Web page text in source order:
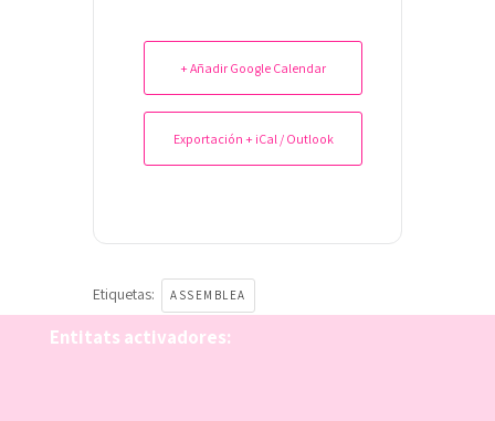
+ Añadir Google Calendar
Exportación + iCal / Outlook
Etiquetas: ASSEMBLEA
Entitats activadores: